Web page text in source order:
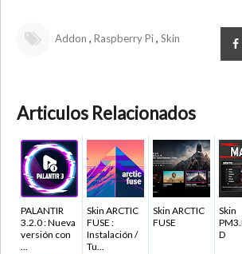
Addon , Raspberry Pi, Skin
Articulos Relacionados
PALANTIR
3.2.0 : Nueva
versión con
...
Skin ARCTIC
FUSE :
Instalación /
Tu...
Skin ARCTIC
FUSE
Skin
D